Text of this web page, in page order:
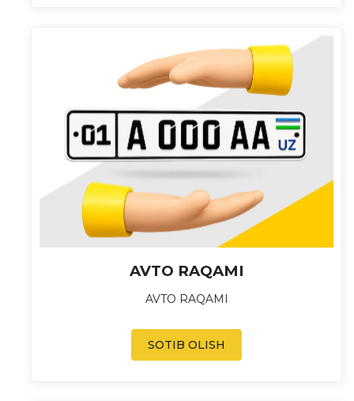
AVTO RAQAMI
AVTO RAQAMI
SOTIB OLISH